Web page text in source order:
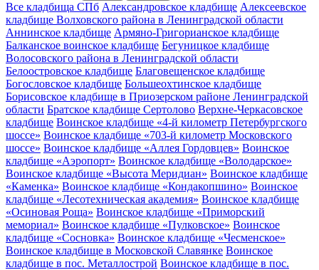
Все кладбища СПб Александровское кладбище Алексеевское
кладбище Волховского района в Ленинградской области
Аннинское кладбище Армяно-Григорианское кладбище
Балканское воинское кладбище Бегуницкое кладбище
Волосовского района в Ленинградской области
Белоостровское кладбище Благовещенское кладбище
Богословское кладбище Большеохтинское кладбище
Борисовское кладбище в Приозерском районе Ленинградской
области Братское кладбище Сертолово Верхне-Черкасовское
кладбище Воинское кладбище «4-й километр Петербургского
шоссе» Воинское кладбище «703-й километр Московского
шоссе» Воинское кладбище «Аллея Гордовцев» Воинское
кладбище «Аэропорт» Воинское кладбище «Володарское»
Воинское кладбище «Высота Меридиан» Воинское кладбище
«Каменка» Воинское кладбище «Кондакопшино» Воинское
кладбище «Лесотехническая академия» Воинское кладбище
«Осиновая Роща» Воинское кладбище «Приморский
мемориал» Воинское кладбище «Пулковское» Воинское
кладбище «Сосновка» Воинское кладбище «Чесменское»
Воинское кладбище в Московской Славянке Воинское
кладбище в пос. Металлострой Воинское кладбище в пос.